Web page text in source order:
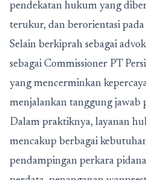
pendekatan hukum yang
terukur, dan berorientasi
Selain berkiprah sebagai
sebagai Commissioner PT
yang mencerminkan
menjalankan tanggung jawab
Dalam praktiknya, layanan
mencakup berbagai
pendampingan perkara